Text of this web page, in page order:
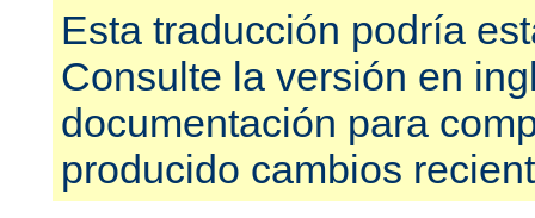
Esta traducción podría
Consulte la versión en
documentación para
producido cambios